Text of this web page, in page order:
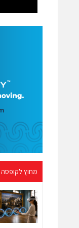
מחוץ לקופסה